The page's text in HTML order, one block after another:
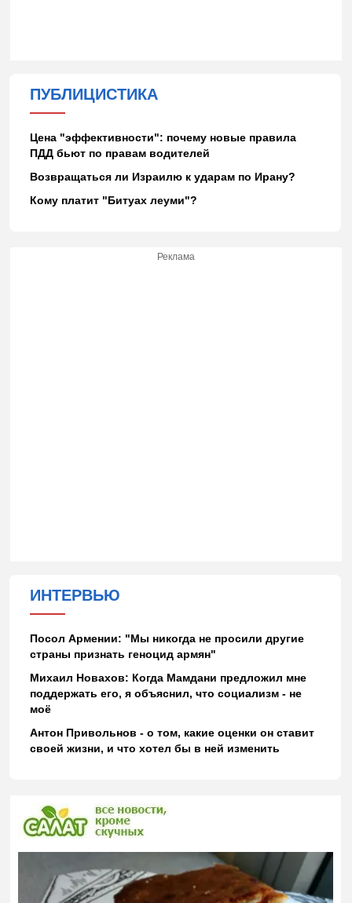
ПУБЛИЦИСТИКА
Цена "эффективности": почему новые правила
ПДД бьют по правам водителей
Возвращаться ли Израилю к ударам по Ирану?
Кому платит "Битуах леуми"?
Реклама
ИНТЕРВЬЮ
Посол Армении: "Мы никогда не просили другие
страны признать геноцид армян"
Михаил Новахов: Когда Мамдани предложил мне
поддержать его, я объяснил, что социализм - не
моё
Антон Привольнов - о том, какие оценки он ставит
своей жизни, и что хотел бы в ней изменить